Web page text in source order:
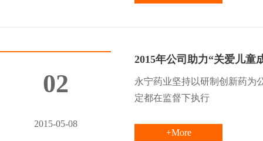
02
2015-05-08
2015年公司助力“关爱儿童
永宁药业坚持以研制创新药为
定都在监督下执行
+More